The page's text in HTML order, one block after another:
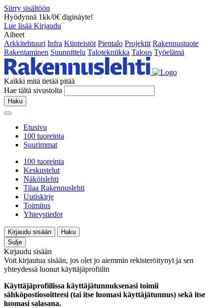
Siirry sisältöön
Hyödynnä 1kk/0€ diginäyte!
Lue lisää Kirjaudu
Aiheet
Arkkitehtuuri Infra Kiinteistöt Pientalo Projektit Rakennustuote
Rakentaminen Suunnittelu Talotekniikka Talous Työelämä
Kaikki mitä tietää pitää
Hae tältä sivustolta
Haku
Etusivu
100 tuoreinta
Suurimmat
100 tuoreinta
Keskustelut
Näköislehti
Tilaa Rakennuslehti
Uutiskirje
Toimitus
Yhteystiedot
Kirjaudu sisään
Haku
Sulje
Kirjaudu sisään
Voit kirjautua sisään, jos olet jo aiemmin rekisteröitynyt ja sen
yhteydessä luonut käyttäjäprofiilin
Käyttäjäprofiilissa käyttäjätunnuksenasi toimii
sähköpostiosoitteesi (tai itse luomasi käyttäjätunnus) sekä itse
luomasi salasana.